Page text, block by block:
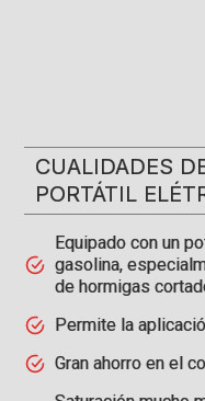
CUALIDADES
PORTÁTIL
Equipado con un
gasolina,
de hormigas
Permite la
Gran ahorro en el